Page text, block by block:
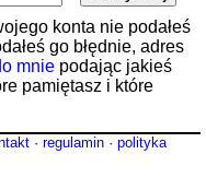
konta nie podałeś
go błędnie, adres
mnie podając jakieś
pamiętasz i które
· regulamin · polityka